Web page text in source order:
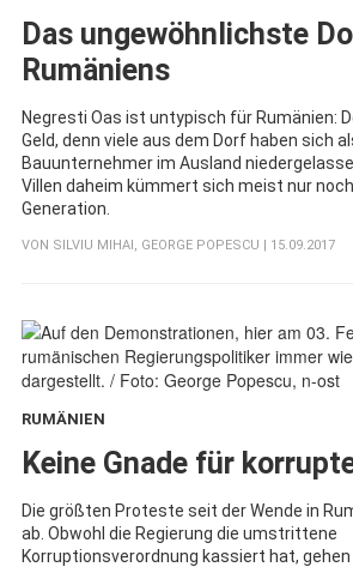
Das ungewöhnlichste
Rumäniens
Negresti Oas ist untypisch für Rumänien:
Geld, denn viele aus dem Dorf haben sich
Bauunternehmer im Ausland
Villen daheim kümmert sich meist nur
Generation.
VON SILVIU MIHAI GEORGE POPESCU | 15.09.2017
RUMÄNIEN
Keine Gnade für
Die größten Proteste seit der Wende in
ab. Obwohl die Regierung die umstrittene
Korruptionsverordnung kassiert hat,